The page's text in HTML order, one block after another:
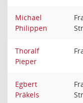
Michael
Philippen
Thoralf
Pieper
Egbert
Präkels